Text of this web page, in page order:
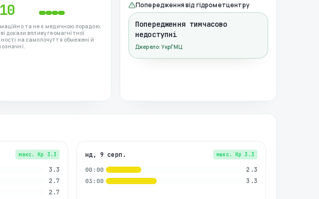
та не є медичною порадою.
докази впливу геомагнітної
на самопочуття обмежені й
Попередження від гідрометцентру
Попередження тимчасово
недоступні
Джерело: УкрГМЦ
макс. Kp 3.3
3.3
2.7
2.7
нд, 9 серп. макс. Kp 3.3
00:00 2.3
03:00 3.3